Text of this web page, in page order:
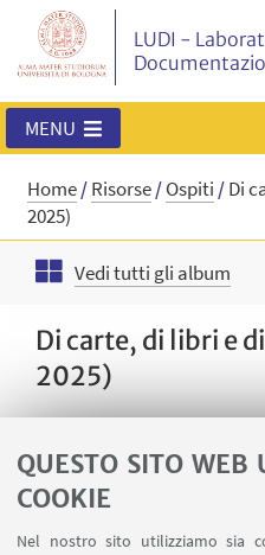
QUESTO SITO WEB
COOKIE
Nel nostro sito utilizziamo sia
LUDI -
MENU
Home/Risorse/Ospiti /Di
2025)
Vedi tutti gli album
Di carte, di libri e
2025)